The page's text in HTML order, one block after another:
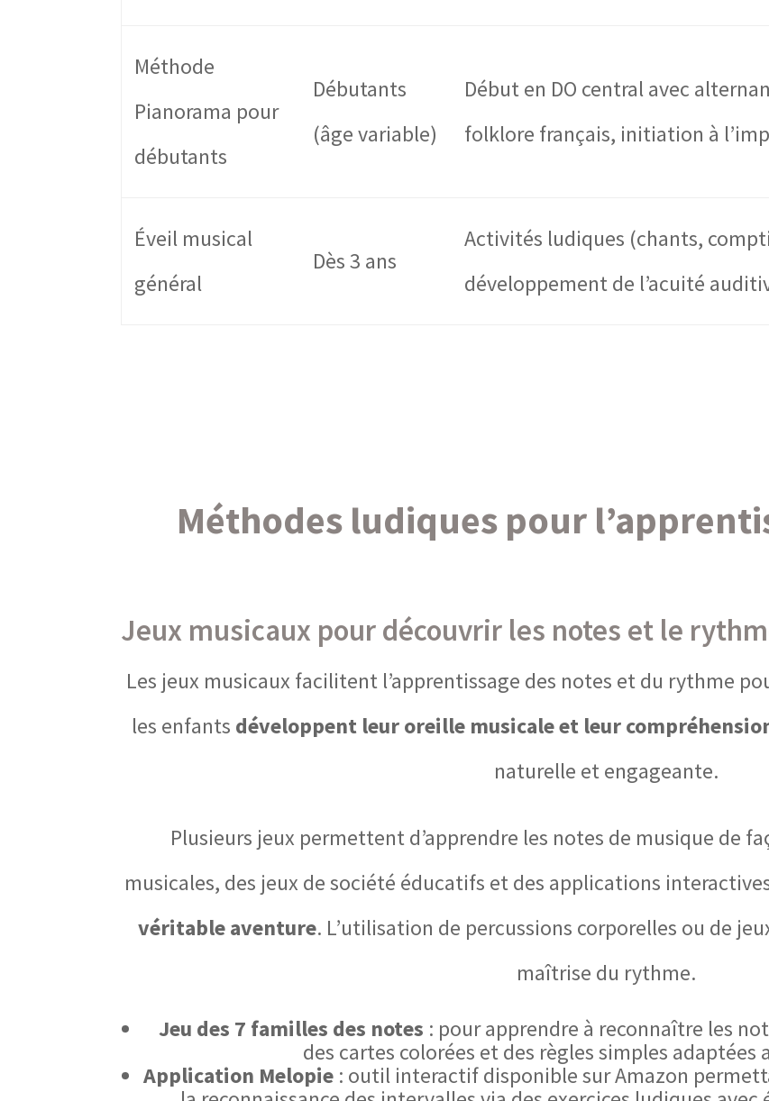
Méthode
Pianorama pour
débutants
Débutants
(âge variable)
Début en DO central avec
folklore français, initiation à
Éveil musical
général
Dès 3 ans
Activités ludiques (chants,
développement de l’acuité
Méthodes ludiques pour
Jeux musicaux pour découvrir les notes et le
Les jeux musicaux facilitent l’apprentissage des notes et du rythme
les enfants développent leur oreille musicale et leur
naturelle et engageante.
Plusieurs jeux permettent d’apprendre les notes de musique de
musicales, des jeux de société éducatifs et des applications
véritable aventure. L’utilisation de percussions corporelles ou de
maîtrise du rythme.
Jeu des 7 familles des notes : pour apprendre à reconnaître les
des cartes colorées et des règles simples adaptées
Application Melopie : outil interactif disponible sur Amazon